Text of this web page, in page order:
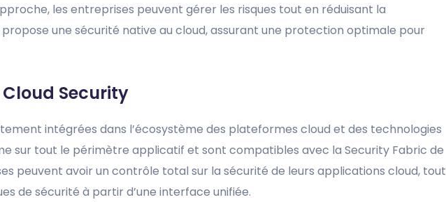
les entreprises peuvent gérer les risques tout en réduisant la
une sécurité native au cloud, assurant une protection optimale pour
Security
intégrées dans l’écosystème des plateformes cloud et des technologies
sur tout le périmètre applicatif et sont compatibles avec la Security Fabric de
peuvent avoir un contrôle total sur la sécurité de leurs applications cloud, tout
de sécurité à partir d’une interface unifiée.